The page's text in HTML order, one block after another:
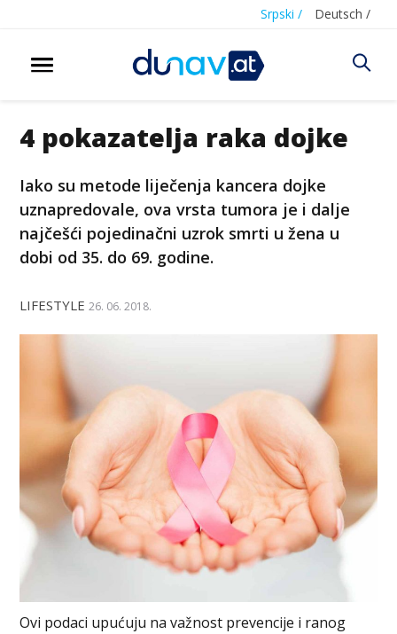
Srpski / Deutsch /
4 pokazatelja raka dojke
Iako su metode liječenja kancera dojke
uznapredovale, ova vrsta tumora je i dalje
najčešći pojedinačni uzrok smrti u žena u
dobi od 35. do 69. godine.
LIFESTYLE 26. 06. 2018.
Ovi podaci upućuju na važnost prevencije i ranog